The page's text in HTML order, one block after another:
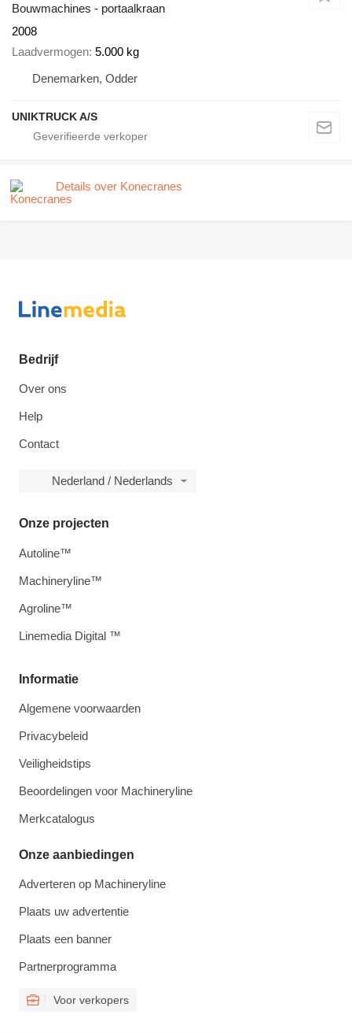
Bouwmachines - portaalkraan
2008
Laadvermogen 5.000 kg
Denemarken, Odder
UNIKTRUCK A/S
Details over Konecranes
Bedrijf
Over ons
Help
Contact
Nederland / Nederlands
Informatie
Algemene voorwaarden
Privacybeleid
Veiligheidstips
Beoordelingen voor Machineryline
Merkcatalogus
Onze aanbiedingen
Adverteren op Machineryline
Plaats uw advertentie
Plaats een banner
Partnerprogramma
Voor verkopers
Onze projecten
Autoline™
Machineryline™
Agroline™
Linemedia Digital ™